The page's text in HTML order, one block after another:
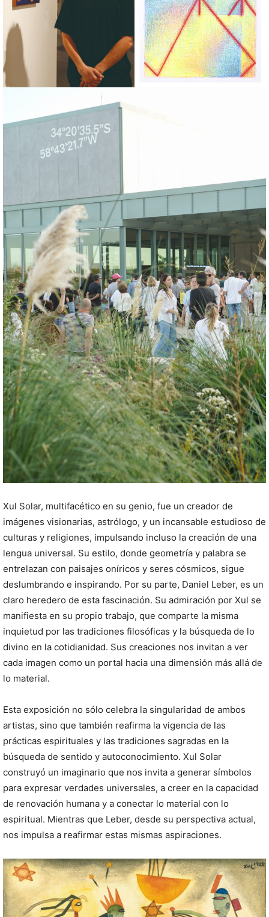
Xul Solar, multifacético en su genio, fue un creador de
imágenes visionarias, astrólogo, y un incansable estudioso de
culturas y religiones, impulsando incluso la creación de una
lengua universal. Su estilo, donde geometría y palabra se
entrelazan con paisajes oníricos y seres cósmicos, sigue
deslumbrando e inspirando. Por su parte, Daniel Leber, es un
claro heredero de esta fascinación. Su admiración por Xul se
manifiesta en su propio trabajo, que comparte la misma
inquietud por las tradiciones filosóficas y la búsqueda de lo
divino en la cotidianidad. Sus creaciones nos invitan a ver
cada imagen como un portal hacia una dimensión más allá de
lo material.
Esta exposición no sólo celebra la singularidad de ambos
artistas, sino que también reafirma la vigencia de las
prácticas espirituales y las tradiciones sagradas en la
búsqueda de sentido y autoconocimiento. Xul Solar
construyó un imaginario que nos invita a generar símbolos
para expresar verdades universales, a creer en la capacidad
de renovación humana y a conectar lo material con lo
espiritual. Mientras que Leber, desde su perspectiva actual,
nos impulsa a reafirmar estas mismas aspiraciones.